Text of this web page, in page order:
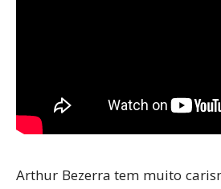
Arthur Bezerra tem muito